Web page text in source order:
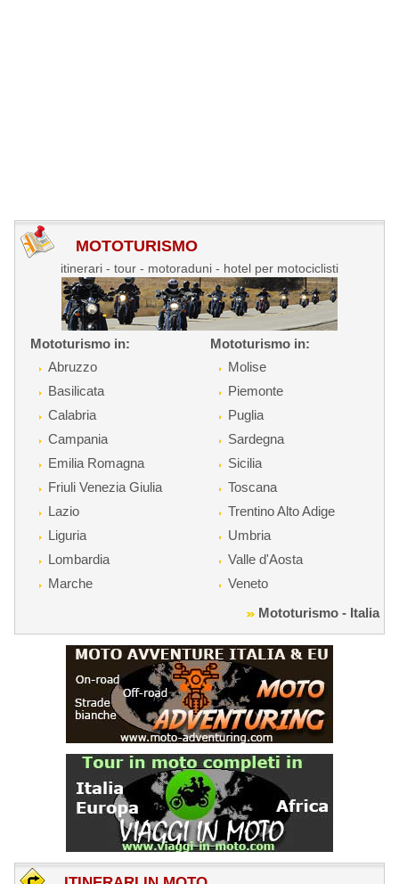
MOTOTURISMO
itinerari - tour - motoraduni - hotel per motociclisti
Mototurismo in:
Abruzzo
Basilicata
Calabria
Campania
Emilia Romagna
Friuli Venezia Giulia
Lazio
Liguria
Lombardia
Marche
Mototurismo in:
Molise
Piemonte
Puglia
Sardegna
Sicilia
Toscana
Trentino Alto Adige
Umbria
Valle d'Aosta
Veneto
Mototurismo - Italia